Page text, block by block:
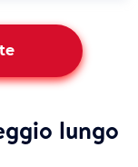
lungo